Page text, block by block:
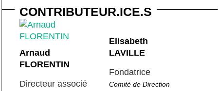
CONTRIBUTEUR.ICE.S
Arnaud
FLORENTIN
Directeur associé
Elisabeth
LAVILLE
Fondatrice
Comité de Direction